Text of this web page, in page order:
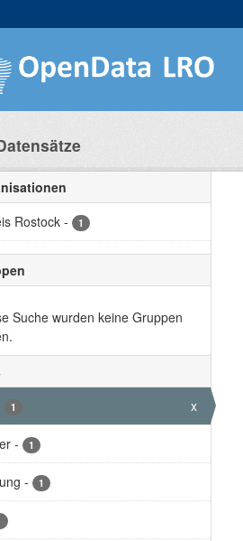
Rostock - 1
Suche wurden keine Gruppen
1 x
- 1
- 1